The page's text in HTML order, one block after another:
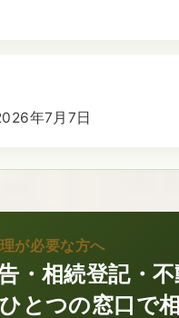
年7月7日
が必要な方へ
・相続登記・
とつの窓口で